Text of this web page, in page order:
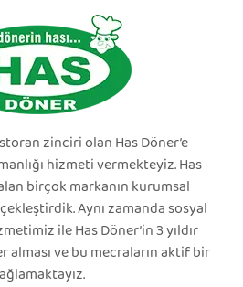
zinciri olan Has Döner’e
hizmeti vermekteyiz. Has
birçok markanın kurumsal
Aynı zamanda sosyal
ile Has Döner’in 3 yıldır
ve bu mecraların aktif bir